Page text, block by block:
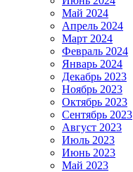
Май 2024
Апрель 2024
Март 2024
Февраль 2024
Январь 2024
Декабрь 2023
Ноябрь 2023
Октябрь 2023
Сентябрь 2023
Август 2023
Июль 2023
Июнь 2023
Май 2023